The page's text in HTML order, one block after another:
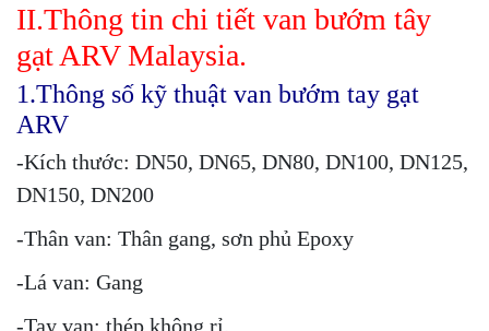
II.Thông tin chi tiết van bướm tây
gạt ARV Malaysia.
1.Thông số kỹ thuật van bướm tay gạt
ARV
-Kích thước: DN50, DN65, DN80, DN100, DN125,
DN150, DN200
-Thân van: Thân gang, sơn phủ Epoxy
-Lá van: Gang
-Tay van: thép không rỉ.